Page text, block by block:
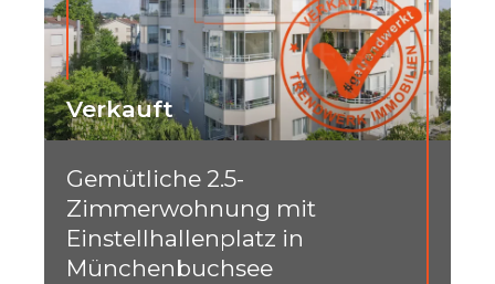
Verkauft
Gemütliche 2.5-
Zimmerwohnung mit
Einstellhallenplatz in
Münchenbuchsee